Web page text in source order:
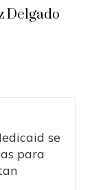
Delgado
se
para